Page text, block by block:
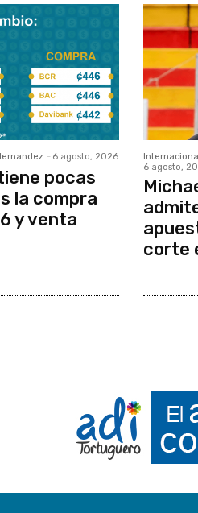
- 6 agosto, 2026
pocas
la compra
y venta
6 agosto,
corte